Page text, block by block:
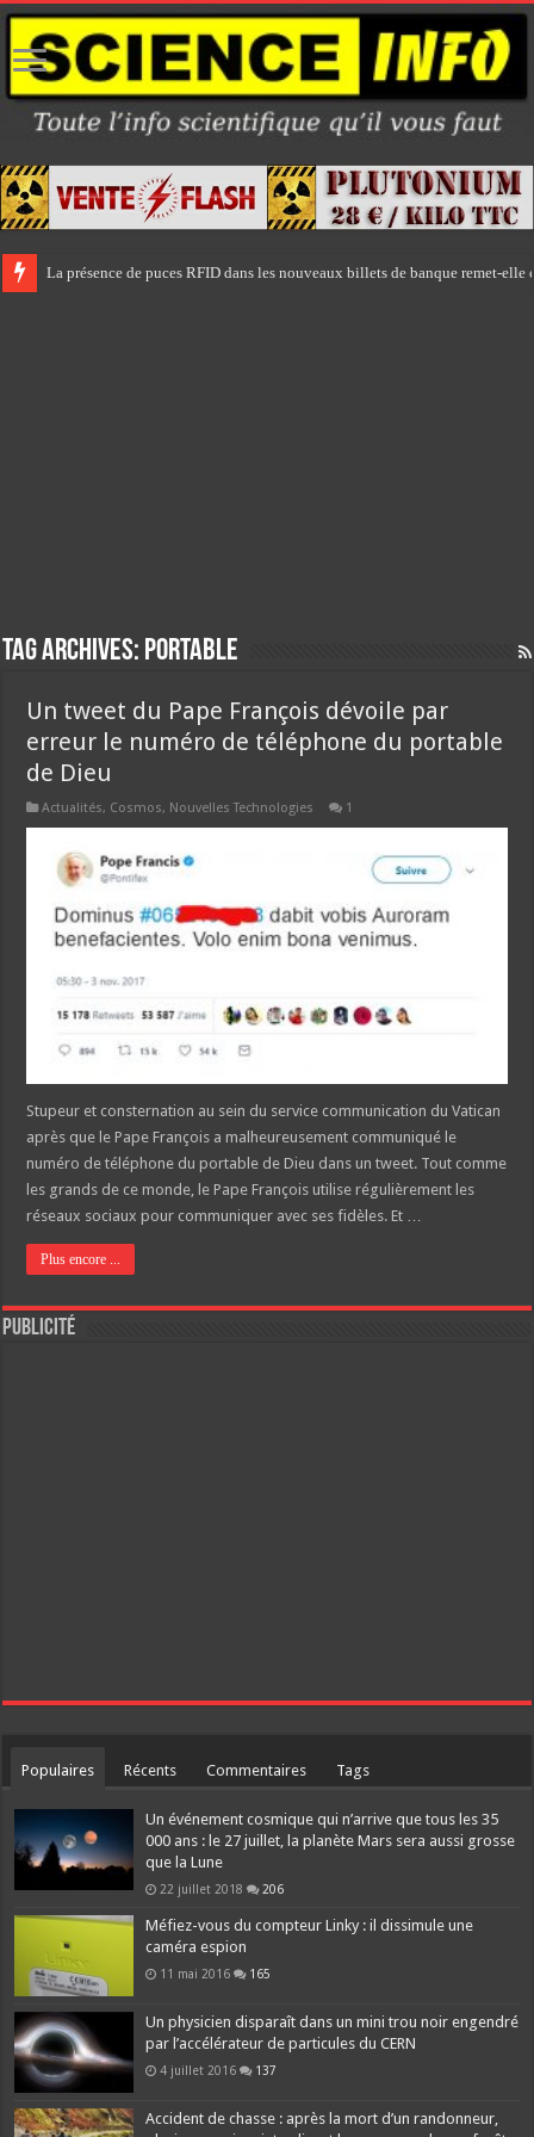
La présence de puces RFID dans les nouveaux billets de banque remet-
Tag Archives: portable
Un tweet du Pape François dévoile par
erreur le numéro de téléphone du portable
de Dieu
Actualités, Cosmos, Nouvelles Technologies 1
Stupeur et consternation au sein du service communication du Vatican
après que le Pape François a malheureusement communiqué le
numéro de téléphone du portable de Dieu dans un tweet. Tout comme
les grands de ce monde, le Pape François utilise régulièrement les
réseaux sociaux pour communiquer avec ses fidèles. Et …
Plus encore ...
Publicité
Populaires Récents Commentaires Tags
Un événement cosmique qui n’arrive que tous les 35
000 ans : le 27 juillet, la planète Mars sera aussi grosse
que la Lune
22 juillet 2018 206
Méfiez-vous du compteur Linky : il dissimule une
caméra espion
11 mai 2016 165
Un physicien disparaît dans un mini trou noir engendré
par l’accélérateur de particules du CERN
4 juillet 2016 137
Accident de chasse : après la mort d’un randonneur,